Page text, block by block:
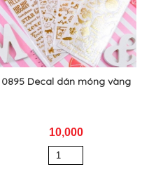
0895 Decal dán móng vàng
10,000